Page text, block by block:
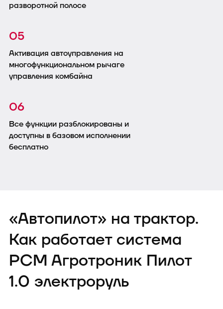
разворотной полосе
05
Активация автоуправления на
многофункциональном рычаге
управления комбайна
06
Все функции разблокированы и
доступны в базовом исполнении
бесплатно
«Автопилот» на трактор.
Как работает система
РСМ Агротроник Пилот
1.0 электроруль